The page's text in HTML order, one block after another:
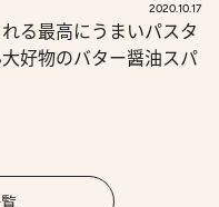
2020.10.17
る最高にうまいパスタ
好物のバター醤油スパ